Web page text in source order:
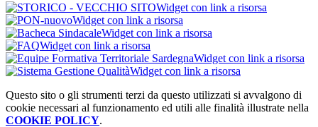
Widget con link a risorsa
Widget con link a risorsa
Widget con link a risorsa
Widget con link a risorsa
Widget con link a risorsa
Widget con link a risorsa
Questo sito o gli strumenti terzi da questo utilizzati si avvalgono di
cookie necessari al funzionamento ed utili alle finalità illustrate nella
COOKIE POLICY.